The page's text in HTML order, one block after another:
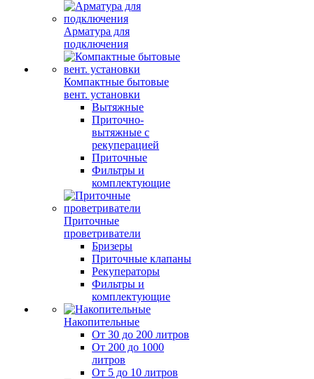
Арматура для
подключения
Компактные бытовые
вент. установки
Вытяжные
Приточно-
вытяжные с
рекуперацией
Приточные
Фильтры и
комплектующие
Приточные
проветриватели
Бризеры
Приточные клапаны
Рекуператоры
Фильтры и
комплектующие
Накопительные
От 30 до 200 литров
От 200 до 1000
литров
От 5 до 10 литров